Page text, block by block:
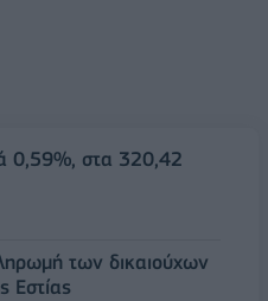
0,59%, στα 320,42
των δικαιούχων
Εστίας